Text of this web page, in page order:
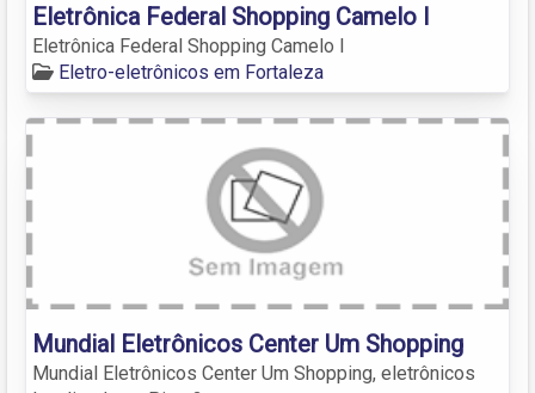
Eletrônica Federal Shopping Camelo I
Eletrônica Federal Shopping Camelo I
Eletro-eletrônicos em Fortaleza
Mundial Eletrônicos Center Um Shopping
Mundial Eletrônicos Center Um Shopping, eletrônicos